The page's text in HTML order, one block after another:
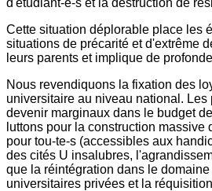
Cette situation déplorable place les
situations de précarité et d'extrême
leurs parents et implique de
Nous revendiquons la fixation des
universitaire au niveau national.
devenir marginaux dans le budget
luttons pour la construction
pour tou-te-s (accessibles aux
des cités U insalubres,
que la réintégration dans le
universitaires privées et la